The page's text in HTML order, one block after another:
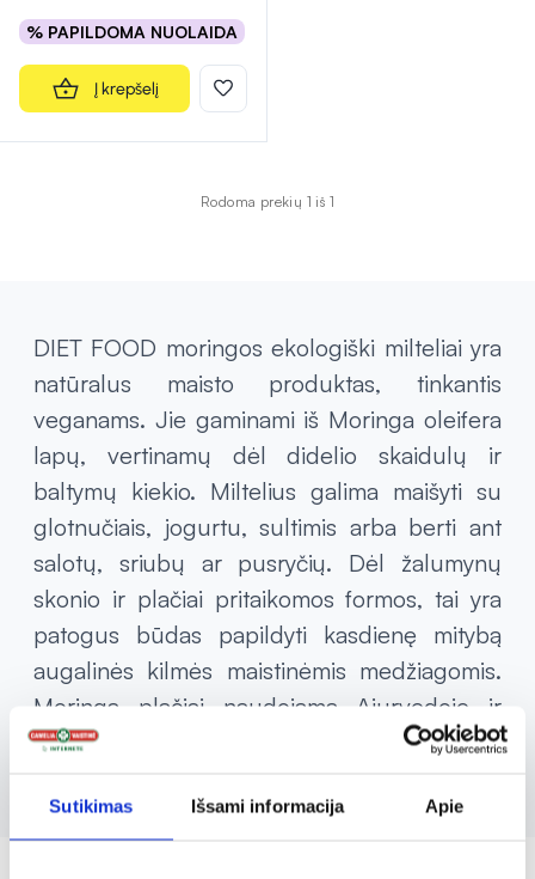
Sutikimas Išsami informacija Apie
% PAPILDOMA NUOLAIDA
Į krepšelį
Rodoma prekių 1 iš 1
DIET FOOD moringos ekologiški milteliai yra
natūralus maisto produktas, tinkantis
veganams. Jie gaminami iš Moringa oleifera
lapų, vertinamų dėl didelio skaidulų ir
baltymų kiekio. Miltelius galima maišyti su
glotnučiais, jogurtu, sultimis arba berti ant
salotų, sriubų ar pusryčių. Dėl žalumynų
skonio ir plačiai pritaikomos formos, tai yra
patogus būdas papildyti kasdienę mitybą
augalinės kilmės maistinėmis medžiagomis.
Moringa plačiai naudojama Ajurvedoje ir
siejama su natūraliomis mitybos tradicijomis.